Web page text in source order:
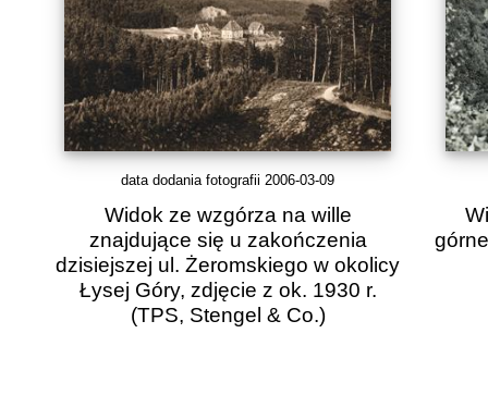
data dodania fotografii 2006-03-09
Widok ze wzgórza na wille
znajdujące się u zakończenia
dzisiejszej ul. Żeromskiego w okolicy
Łysej Góry, zdjęcie z ok. 1930 r.
(TPS, Stengel & Co.)